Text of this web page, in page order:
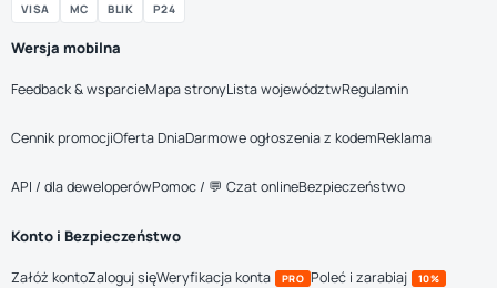
VISA MC BLIK P24
Wersja mobilna
Feedback & wsparcieMapa stronyLista województwRegulamin
Cennik promocjiOferta DniaDarmowe ogłoszenia z kodemReklama
API / dla deweloperówPomoc / 💬 Czat onlineBezpieczeństwo
Konto i Bezpieczeństwo
Załóż kontoZaloguj sięWeryfikacja konta PRO Poleć i zarabiaj 10%